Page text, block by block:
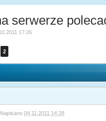
serwerze
17:26
2
Napisano04.11.2011 14:28